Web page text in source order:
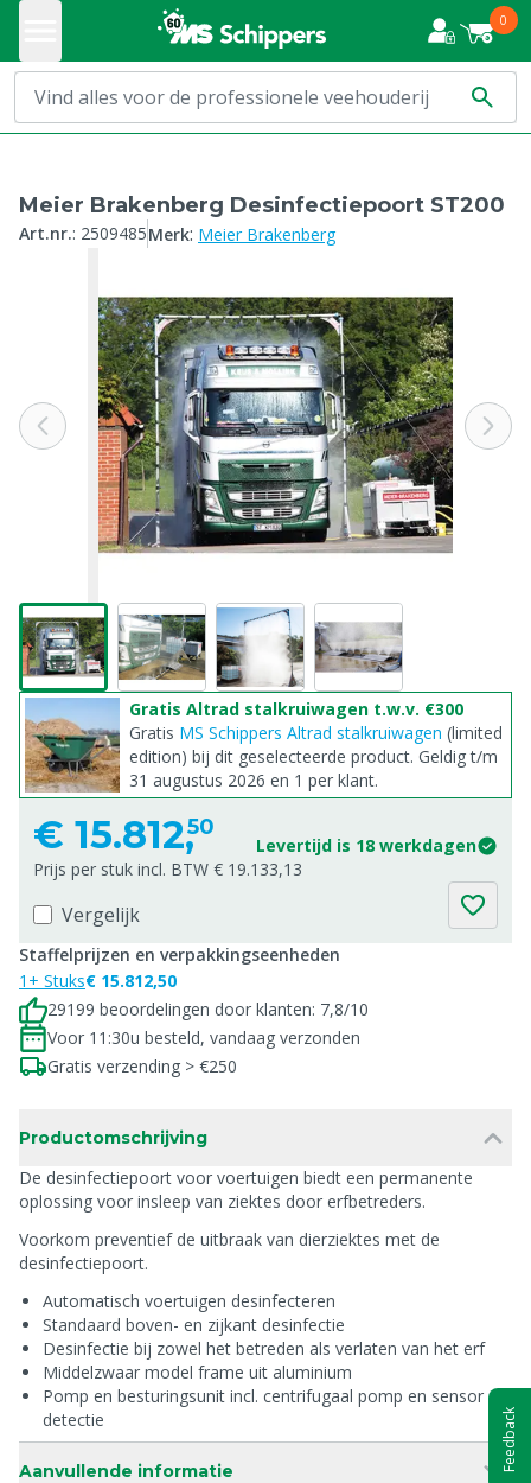
0
Meier Brakenberg Desinfectiepoort ST200
Art.nr.: 2509485Merk: Meier Brakenberg
Gratis Altrad stalkruiwagen t.w.v. €300
Gratis MS Schippers Altrad stalkruiwagen (limited
edition) bij dit geselecteerde product. Geldig t/m
31 augustus 2026 en 1 per klant.
€ 15.812,50
Levertijd is 18 werkdagen
Prijs per stuk incl. BTW € 19.133,13
Vergelijk
Staffelprijzen en verpakkingseenheden
1+ Stuks€ 15.812,50
29199 beoordelingen door klanten: 7,8/10
Voor 11:30u besteld, vandaag verzonden
Gratis verzending > €250
Productomschrijving
De desinfectiepoort voor voertuigen biedt een permanente
oplossing voor insleep van ziektes door erfbetreders.
Voorkom preventief de uitbraak van dierziektes met de
desinfectiepoort.
Automatisch voertuigen desinfecteren
Standaard boven- en zijkant desinfectie
Desinfectie bij zowel het betreden als verlaten van het erf
Middelzwaar model frame uit aluminium
Pomp en besturingsunit incl. centrifugaal pomp en sensor
detectie
Aanvullende informatie Feedback